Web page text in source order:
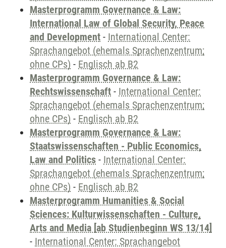
Masterprogramm Governance & Law:
International Law of Global Security, Peace
and Development - International Center:
Sprachangebot (ehemals Sprachenzentrum;
ohne CPs) - Englisch ab B2
Masterprogramm Governance & Law:
Rechtswissenschaft - International Center:
Sprachangebot (ehemals Sprachenzentrum;
ohne CPs) - Englisch ab B2
Masterprogramm Governance & Law:
Staatswissenschaften - Public Economics,
Law and Politics - International Center:
Sprachangebot (ehemals Sprachenzentrum;
ohne CPs) - Englisch ab B2
Masterprogramm Humanities & Social
Sciences: Kulturwissenschaften - Culture,
Arts and Media [ab Studienbeginn WS 13/14]
- International Center: Sprachangebot